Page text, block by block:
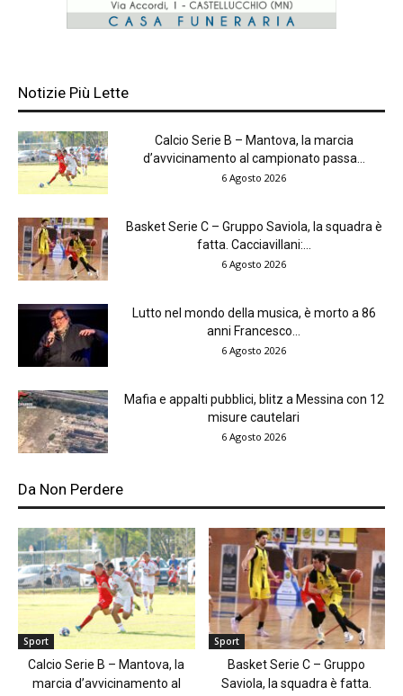
Notizie Più Lette
Calcio Serie B – Mantova, la marcia
d’avvicinamento al campionato passa...
6 Agosto 2026
Basket Serie C – Gruppo Saviola, la squadra è
fatta. Cacciavillani:...
6 Agosto 2026
Lutto nel mondo della musica, è morto a 86
anni Francesco...
6 Agosto 2026
Mafia e appalti pubblici, blitz a Messina con 12
misure cautelari
6 Agosto 2026
Da Non Perdere
Sport
Calcio Serie B – Mantova, la
marcia d’avvicinamento al
Sport
Basket Serie C – Gruppo
Saviola, la squadra è fatta.